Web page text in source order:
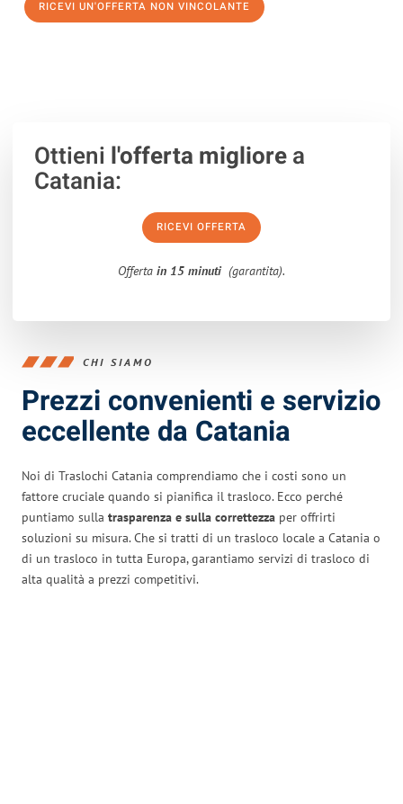
RICEVI UN'OFFERTA NON VINCOLANTE
Ottieni l'offerta migliorea
Catania:
RICEVI OFFERTA
Offerta in 15 minuti (garantita).
CHI SIAMO
Prezzi convenienti e servizio
eccellente da Catania
Noi di Traslochi Catania comprendiamo che i costi sono un
fattore cruciale quando si pianifica il trasloco. Ecco perché
puntiamo sulla trasparenza e sulla correttezza per offrirti
soluzioni su misura. Che si tratti di un trasloco locale a Catania o
di un trasloco in tutta Europa, garantiamo servizi di trasloco di
alta qualità a prezzi competitivi.